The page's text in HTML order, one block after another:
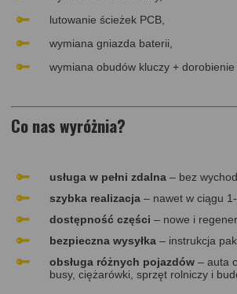
lutowanie ścieżek PCB,
wymiana gniazda baterii,
wymiana obudów kluczy + dorobienie
Co nas wyróżnia?
usługa w pełni zdalna – bez
szybka realizacja – nawet w ciągu
dostępność części – nowe i
bezpieczna wysyłka – instrukcja
obsługa różnych pojazdów – auta
busy, ciężarówki, sprzęt rolniczy i